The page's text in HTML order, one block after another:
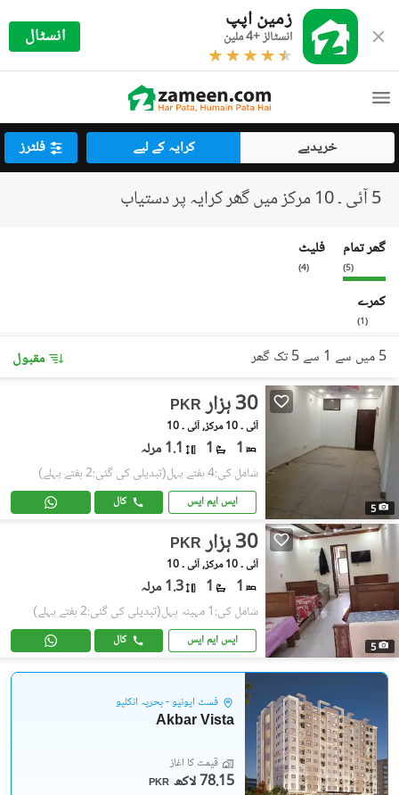
زمین اپپ
انسٹالز +4 ملین انسٹال
خریدیے کرایہ کے لیے فلٹرز
5 آئی ۔ 10 مرکز میں گھر کرایہ پر دستیاب
گھر تمام
(
5
)
فلیٹ
(
4
)
کمرے
(
1
)
5 میں سے 1 سے 5 تک گھر مقبول
5
PKR 30 ہزار
آئی ۔ 10 مرکز, آئی ۔ 10
1
1 1.1 مرلہ
شامل کی:4 ہفتے پہل (تبدیلی کی گئی:2 ہفتے پہلے)
ایس ایم ایس کال
5
PKR 30 ہزار
آئی ۔ 10 مرکز, آئی ۔ 10
1
1 1.3 مرلہ
شامل کی:1 مہینہ پہل (تبدیلی کی گئی:2 ہفتے پہلے)
ایس ایم ایس کال
فسٹ ایونیو - بحریہ انکلیو
Akbar Vista
قیمت کا آغاز
PKR 78.15 لاکھ